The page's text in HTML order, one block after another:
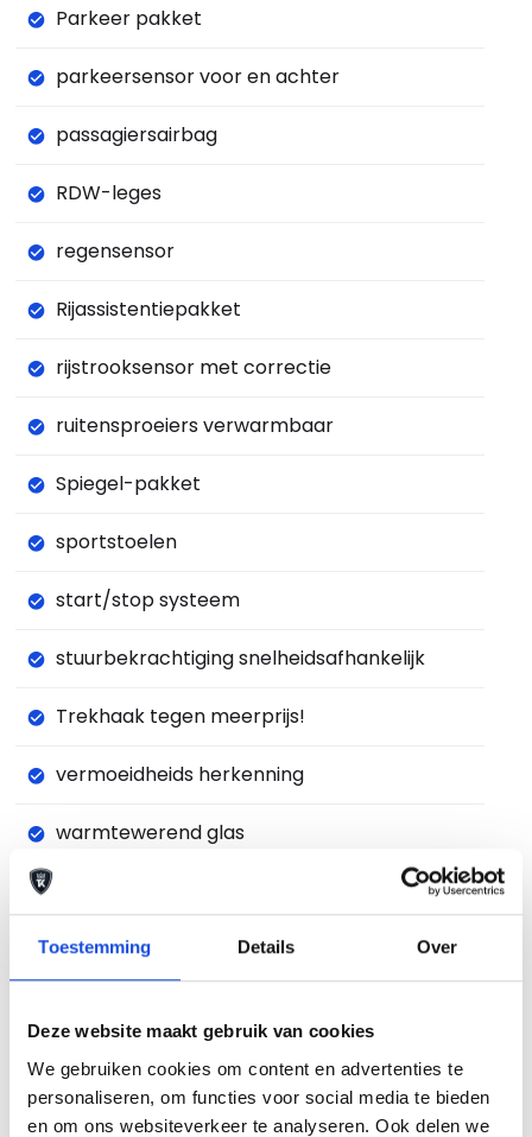
Toestemming Details Over
Deze website maakt gebruik van cookies
We gebruiken cookies om content en advertenties te
personaliseren, om functies voor social media te bieden
en om ons websiteverkeer te analyseren. Ook delen we
Parkeer pakket
parkeersensor voor en achter
passagiersairbag
RDW-leges
regensensor
Rijassistentiepakket
rijstrooksensor met correctie
ruitensproeiers verwarmbaar
Spiegel-pakket
sportstoelen
start/stop systeem
stuurbekrachtiging snelheidsafhankelijk
Trekhaak tegen meerprijs!
vermoeidheids herkenning
warmtewerend glas
Beschrijving auto
bodemprijs. Die vindt u bij Auto Keijzers. Maar we
doen meer. We bieden u de keuze uit een aantal